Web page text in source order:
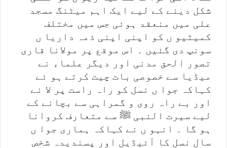
شکل دینے کے لیے ایک اہم میٹنگ مسجد
علی میں منعقد ہوئی جس میں مختلف
کمیٹیو ں کو اپنی اپنی ذمہ داریا ں
سونپ دی گئیں ۔ اس موقع پر مولانا قاری
تصور الحق مدنی اور دیگر علماء نے
میڈیا سے خصوصی بات چیت کرتے ہو ئے
کہاکہ جوا ں نسل کو راہ راست پر لا نے
اور بے راہ روی و گمراہی سے بچانے کے
لیے سیرت النبی ﷺ سے متعارف کروانا
ہو گا ۔ انہو ں نے کہاکہ ہماری جوا ں
سال نسل کا آئیڈیل اور پسندیدہ شخص